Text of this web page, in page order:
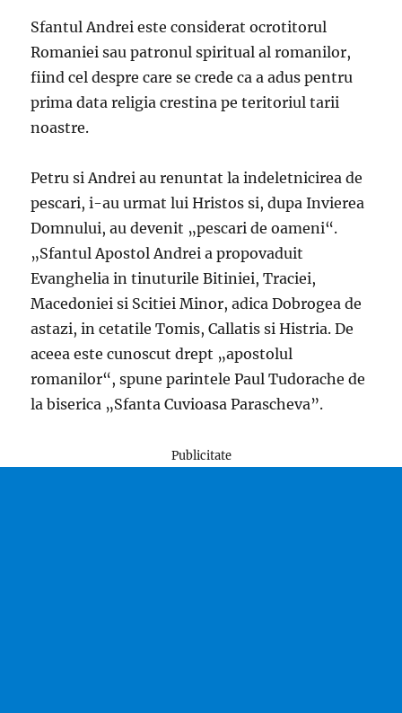
Sfantul Andrei este considerat ocrotitorul
Romaniei sau patronul spiritual al romanilor,
fiind cel despre care se crede ca a adus pentru
prima data religia crestina pe teritoriul tarii
noastre.
Petru si Andrei au renuntat la indeletnicirea de
pescari, i-au urmat lui Hristos si, dupa Invierea
Domnului, au devenit „pescari de oameni“.
„Sfantul Apostol Andrei a propovaduit
Evanghelia in tinuturile Bitiniei, Traciei,
Macedoniei si Scitiei Minor, adica Dobrogea de
astazi, in cetatile Tomis, Callatis si Histria. De
aceea este cunoscut drept „apostolul
romanilor“, spune parintele Paul Tudorache de
la biserica „Sfanta Cuvioasa Parascheva”.
Publicitate